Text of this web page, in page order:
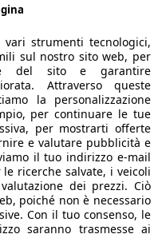
per la correttezza
Torna su
auto europeo.
strumenti tecnologici,
sul nostro sito web, per
del sito e garantire
Attraverso queste
la personalizzazione
per continuare le tue
per mostrarti offerte
e valutare pubblicità e
il tuo indirizzo e-mail
ricerche salvate, i veicoli
dei prezzi. Ciò
poiché non è necessario
Con il tuo consenso, le
saranno trasmesse ai